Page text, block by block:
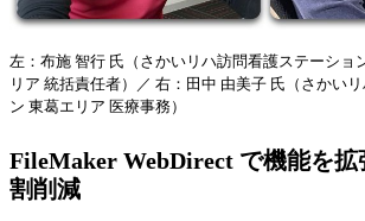
左：布施 智行 氏（さかいリハ訪問看護ステーショ
リア 統括責任者）／ 右：田中 由美子 氏（さかい
ン 東葛エリア 医療事務）
FileMaker WebDirect で機能を拡
割削減